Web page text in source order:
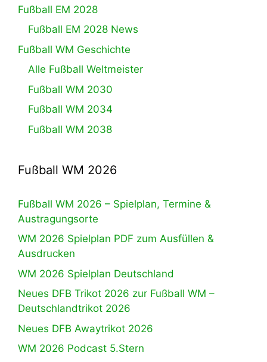
Fußball EM 2028
Fußball EM 2028 News
Fußball WM Geschichte
Alle Fußball Weltmeister
Fußball WM 2030
Fußball WM 2034
Fußball WM 2038
Fußball WM 2026
Fußball WM 2026 – Spielplan, Termine &
Austragungsorte
WM 2026 Spielplan PDF zum Ausfüllen &
Ausdrucken
WM 2026 Spielplan Deutschland
Neues DFB Trikot 2026 zur Fußball WM –
Deutschlandtrikot 2026
Neues DFB Awaytrikot 2026
WM 2026 Podcast 5.Stern